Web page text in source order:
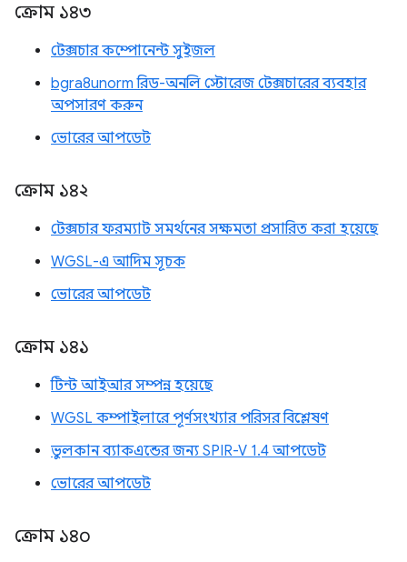
ক্রোম ১৪৩
টেক্সচার কম্পোনেন্ট সুইজল
bgra8unorm রিড-অনলি স্টোরেজ টেক্সচারের ব্যবহার
অপসারণ করুন
ভোরের আপডেট
ক্রোম ১৪২
টেক্সচার ফরম্যাট সমর্থনের সক্ষমতা প্রসারিত করা হয়েছে
WGSL-এ আদিম সূচক
ভোরের আপডেট
ক্রোম ১৪১
টিন্ট আইআর সম্পন্ন হয়েছে
WGSL কম্পাইলারে পূর্ণসংখ্যার পরিসর বিশ্লেষণ
ভুলকান ব্যাকএন্ডের জন্য SPIR-V 1.4 আপডেট
ভোরের আপডেট
ক্রোম ১৪০